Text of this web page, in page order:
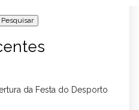
Pesquisar
da Festa do Desporto